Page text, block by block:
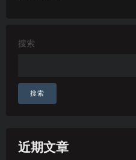
搜索
搜索
近期文章